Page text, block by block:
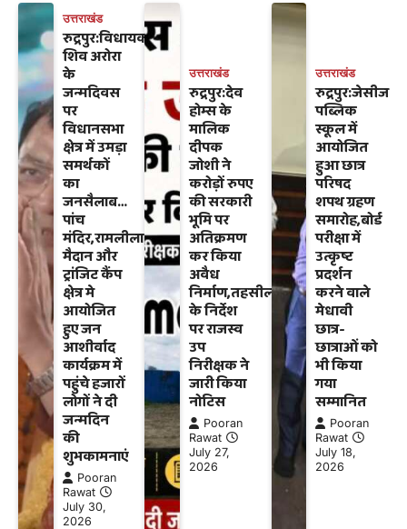
उत्तराखंड
रुद्रपुर:विधायक
शिव अरोरा
के
जन्मदिवस
पर
विधानसभा
क्षेत्र में उमड़ा
समर्थकों
का
जनसैलाब…
पांच
मंदिर,रामलीला
मैदान और
ट्रांजिट कैंप
क्षेत्र मे
आयोजित
हुए जन
आशीर्वाद
कार्यक्रम में
पहुंचे हजारों
लोगों ने दी
जन्मदिन
की
शुभकामनाएं
Pooran
Rawat
July 30,
2026
उत्तराखंड
रुद्रपुर:देव
होम्स के
मालिक
दीपक
जोशी ने
करोड़ों रुपए
की सरकारी
भूमि पर
अतिक्रमण
कर किया
अवैध
निर्माण,तहसीलदार
के निर्देश
पर राजस्व
उप
निरीक्षक ने
जारी किया
नोटिस
Pooran
Rawat
July 27,
2026
उत्तराखंड
रुद्रपुर:जेसीज
पब्लिक
स्कूल में
आयोजित
हुआ छात्र
परिषद
शपथ ग्रहण
समारोह,बोर्ड
परीक्षा में
उत्कृष्ट
प्रदर्शन
करने वाले
मेधावी
छात्र-
छात्राओं को
भी किया
गया
सम्मानित
Pooran
Rawat
July 18,
2026